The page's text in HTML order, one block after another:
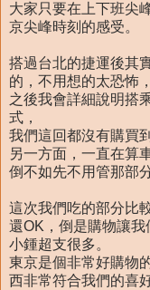
大家只要在上下班尖
京尖峰時刻的感受。
搭過台北的捷運後其
的，不用想的太恐怖，
之後我會詳細說明搭
式，
我們這回都沒有購買
另一方面，一直在算
倒不如先不用管那部
這次我們吃的部分比
還OK，倒是購物讓我
小鍾超支很多。
東京是個非常好購物
西非常符合我們的喜